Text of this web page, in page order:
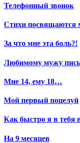
Телефонный звонок
Стихи посвящаются
За что мне эта боль?!
Любимому мужу
Мне 14, ему 18…
Мой первый поцелуй
Как быстро я в тебя
На 9 месяцев